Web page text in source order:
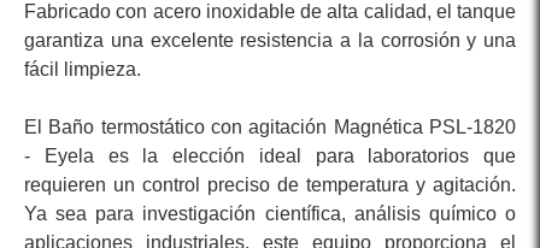
Fabricado con acero inoxidable de alta calidad, el tanque
garantiza una excelente resistencia a la corrosión y una
fácil limpieza.
El Baño termostático con agitación Magnética PSL-1820
- Eyela es la elección ideal para laboratorios que
requieren un control preciso de temperatura y agitación.
Ya sea para investigación científica, análisis químico o
aplicaciones industriales, este equipo proporciona el